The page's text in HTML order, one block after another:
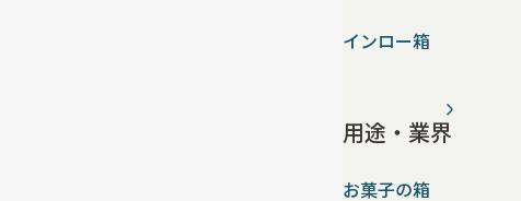
インロー箱
用途・業界
お菓子の箱